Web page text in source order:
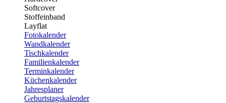
Softcover
Stoffeinband
Layflat
Fotokalender
Wandkalender
Tischkalender
Familienkalender
Terminkalender
Küchenkalender
Jahresplaner
Geburtstagskalender